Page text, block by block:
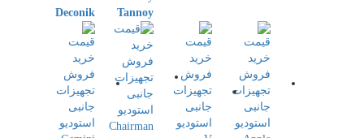
Tannoy
Deconik